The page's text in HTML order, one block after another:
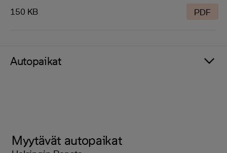
150 KB PDF
Autopaikat
Myytävät autopaikat